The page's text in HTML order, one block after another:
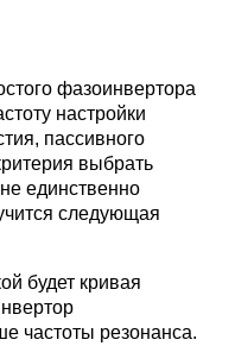
фазоинвертора
настройки
пассивного
выбрать
единственно
следующая
будет кривая
частоты резонанса.